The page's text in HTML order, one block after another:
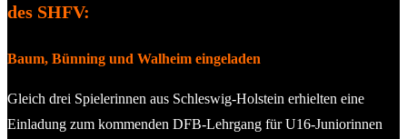
des SHFV:
Baum, Bünning und Walheim eingeladen
Gleich drei Spielerinnen aus Schleswig-Holstein erhielten eine
Einladung zum kommenden DFB-Lehrgang für U16-Juniorinnen